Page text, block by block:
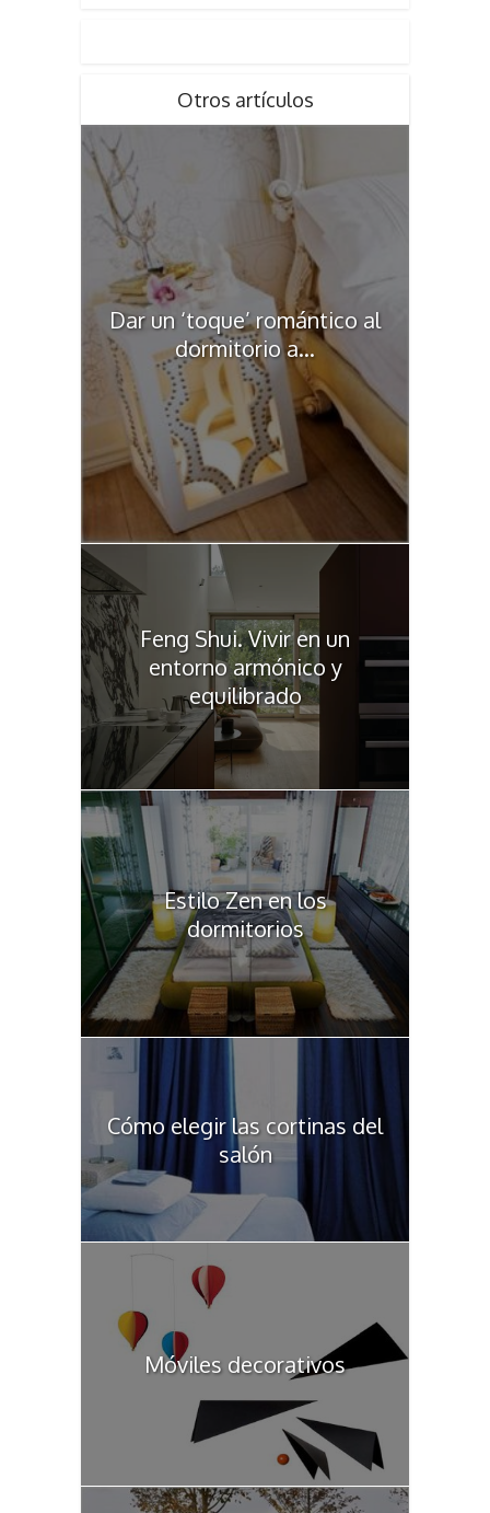
Otros artículos
Dar un ‘toque’ romántico al
dormitorio a...
Feng Shui. Vivir en un
entorno armónico y
equilibrado
Estilo Zen en los
dormitorios
Cómo elegir las cortinas del
salón
Móviles decorativos